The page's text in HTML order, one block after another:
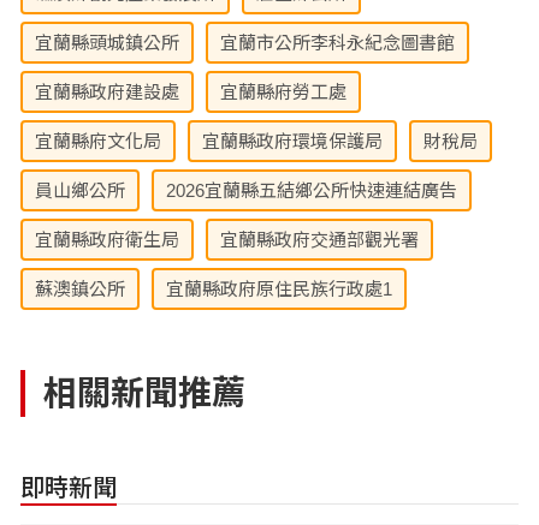
宜蘭縣頭城鎮公所 宜蘭市公所李科永紀念圖書館
宜蘭縣政府建設處 宜蘭縣府勞工處
宜蘭縣府文化局 宜蘭縣政府環境保護局 財稅局
員山鄉公所 2026宜蘭縣五結鄉公所快速連結廣告
宜蘭縣政府衛生局 宜蘭縣政府交通部觀光署
蘇澳鎮公所 宜蘭縣政府原住民族行政處1
相關新聞推薦
即時新聞